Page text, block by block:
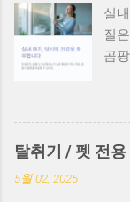
자
까
을
실
질
곰
될
지
루
살
탈취기 / 펫 전
5월 02, 2025